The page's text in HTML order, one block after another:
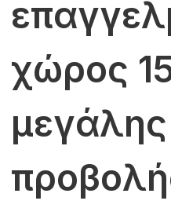
χώρος
μεγάλης